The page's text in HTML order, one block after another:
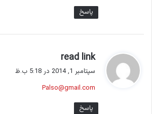
پاسخ
read link
ف
:
سپتامبر 1, 2014 در 5:18 ب.ظ
Palso@gmail.com
پاسخ